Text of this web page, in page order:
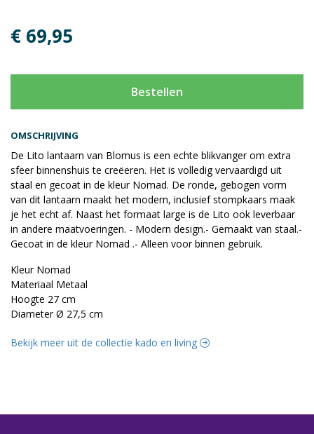
OMSCHRIJVING
De Lito lantaarn van Blomus is een echte blikvanger om extra
sfeer binnenshuis te creëeren. Het is volledig vervaardigd uit
staal en gecoat in de kleur Nomad. De ronde, gebogen vorm
van dit lantaarn maakt het modern, inclusief stompkaars maak
je het echt af. Naast het formaat large is de Lito ook leverbaar
in andere maatvoeringen. - Modern design.- Gemaakt van staal.-
Gecoat in de kleur Nomad .- Alleen voor binnen gebruik.
Kleur Nomad
Materiaal Metaal
Hoogte 27 cm
Diameter Ø 27,5 cm
€ 69,95
Bestellen
Bekijk meer uit de collectie kado en living